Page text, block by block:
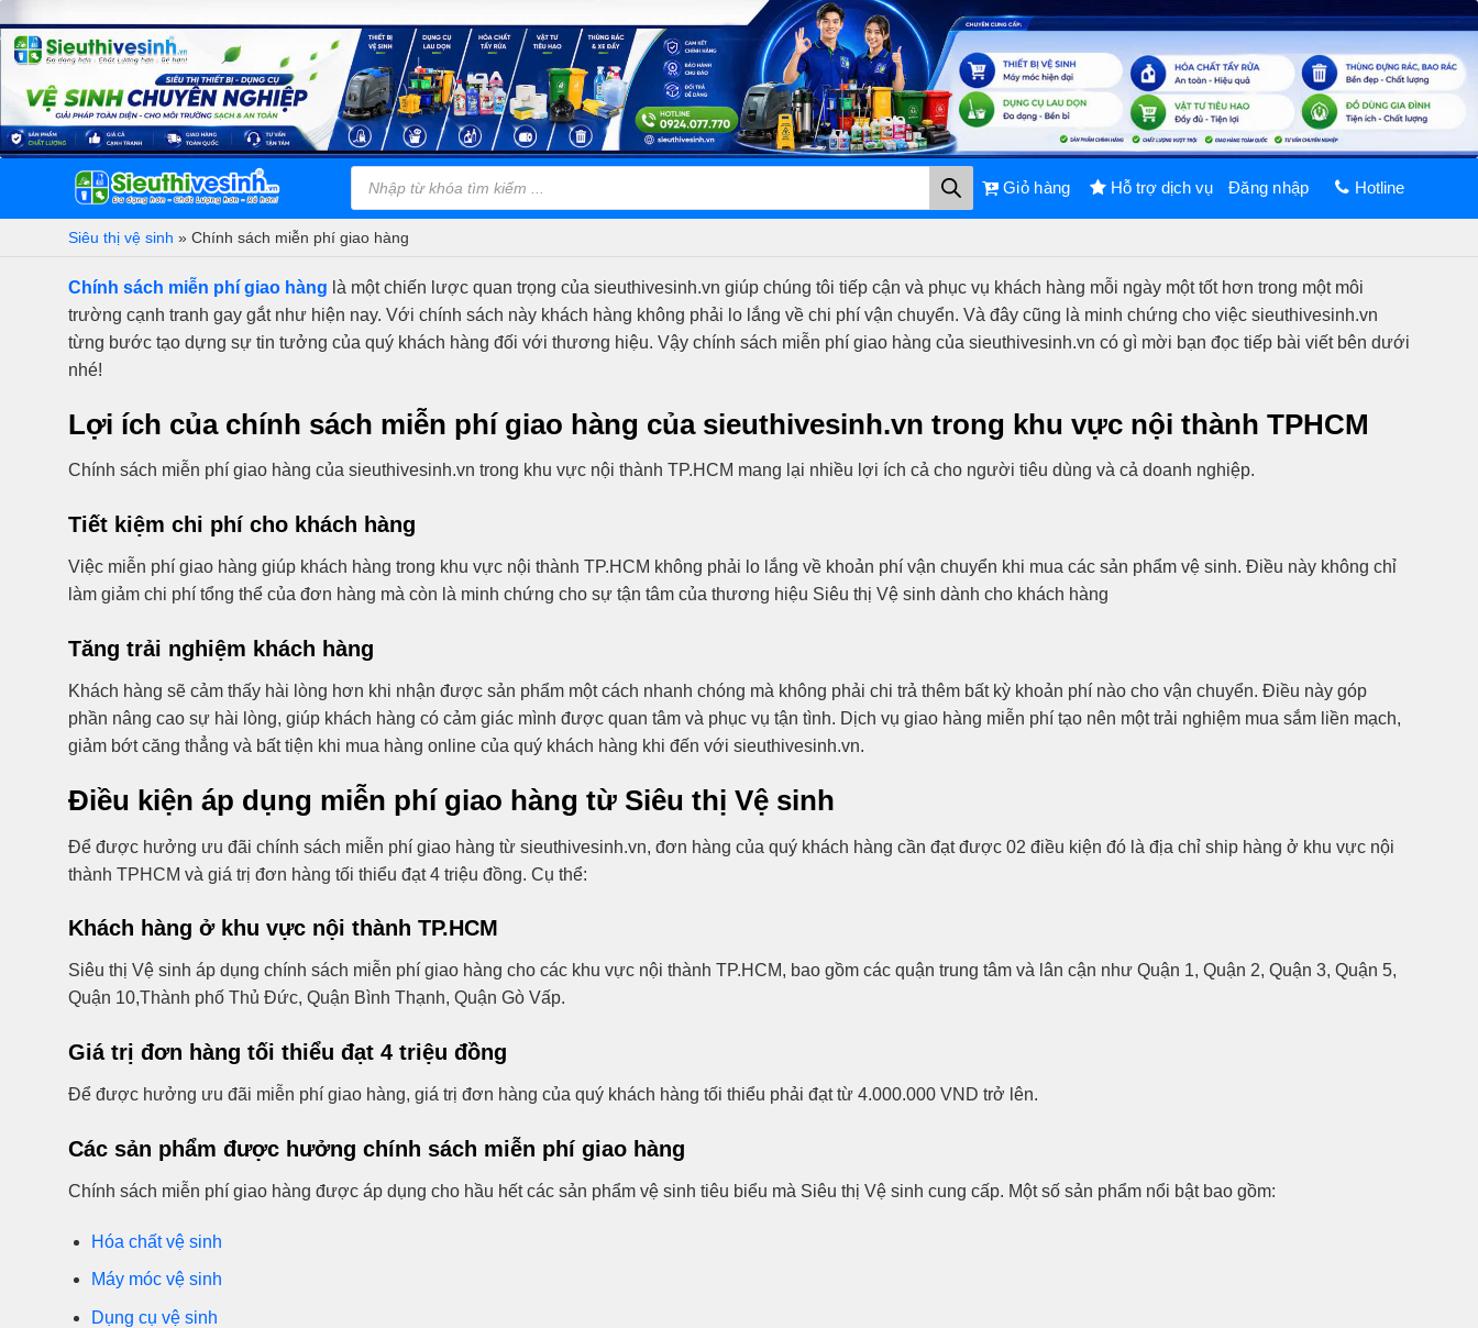
qua
nội
dung
Danh Mục
Sản Phẩm
Tìm
kiếm
phẩm
Giỏ hàng Hỗ trợ dịch vụ Đăng nhập Hotline
Siêu thị vệ sinh » Chính sách miễn phí giao hàng
Chính sách miễn phí giao hàng là một chiến lược quan trọng của sieuthivesinh.vn giúp chúng tôi tiếp cận và phục vụ khách hàng mỗi ngày một tốt hơn trong một môi
trường cạnh tranh gay gắt như hiện nay. Với chính sách này khách hàng không phải lo lắng về chi phí vận chuyển. Và đây cũng là minh chứng cho việc sieuthivesinh.vn
từng bước tạo dựng sự tin tưởng của quý khách hàng đối với thương hiệu. Vậy chính sách miễn phí giao hàng của sieuthivesinh.vn có gì mời bạn đọc tiếp bài viết bên dưới
nhé!
Lợi ích của chính sách miễn phí giao hàng của sieuthivesinh.vn trong khu vực nội thành TPHCM
Chính sách miễn phí giao hàng của sieuthivesinh.vn trong khu vực nội thành TP.HCM mang lại nhiều lợi ích cả cho người tiêu dùng và cả doanh nghiệp.
Tiết kiệm chi phí cho khách hàng
Việc miễn phí giao hàng giúp khách hàng trong khu vực nội thành TP.HCM không phải lo lắng về khoản phí vận chuyển khi mua các sản phẩm vệ sinh. Điều này không chỉ
làm giảm chi phí tổng thể của đơn hàng mà còn là minh chứng cho sự tận tâm của thương hiệu Siêu thị Vệ sinh dành cho khách hàng
Tăng trải nghiệm khách hàng
Khách hàng sẽ cảm thấy hài lòng hơn khi nhận được sản phẩm một cách nhanh chóng mà không phải chi trả thêm bất kỳ khoản phí nào cho vận chuyển. Điều này góp
phần nâng cao sự hài lòng, giúp khách hàng có cảm giác mình được quan tâm và phục vụ tận tình. Dịch vụ giao hàng miễn phí tạo nên một trải nghiệm mua sắm liền mạch,
giảm bớt căng thẳng và bất tiện khi mua hàng online của quý khách hàng khi đến với sieuthivesinh.vn.
Điều kiện áp dụng miễn phí giao hàng từ Siêu thị Vệ sinh
Để được hưởng ưu đãi chính sách miễn phí giao hàng từ sieuthivesinh.vn, đơn hàng của quý khách hàng cần đạt được 02 điều kiện đó là địa chỉ ship hàng ở khu vực nội
thành TPHCM và giá trị đơn hàng tối thiểu đạt 4 triệu đồng. Cụ thể:
Khách hàng ở khu vực nội thành TP.HCM
Siêu thị Vệ sinh áp dụng chính sách miễn phí giao hàng cho các khu vực nội thành TP.HCM, bao gồm các quận trung tâm và lân cận như Quận 1, Quận 2, Quận 3, Quận 5,
Quận 10,Thành phố Thủ Đức, Quận Bình Thạnh, Quận Gò Vấp.
Giá trị đơn hàng tối thiểu đạt 4 triệu đồng
Để được hưởng ưu đãi miễn phí giao hàng, giá trị đơn hàng của quý khách hàng tối thiểu phải đạt từ 4.000.000 VND trở lên.
Các sản phẩm được hưởng chính sách miễn phí giao hàng
Chính sách miễn phí giao hàng được áp dụng cho hầu hết các sản phẩm vệ sinh tiêu biểu mà Siêu thị Vệ sinh cung cấp. Một số sản phẩm nổi bật bao gồm:
Hóa chất vệ sinh
Máy móc vệ sinh
Dụng cụ vệ sinh